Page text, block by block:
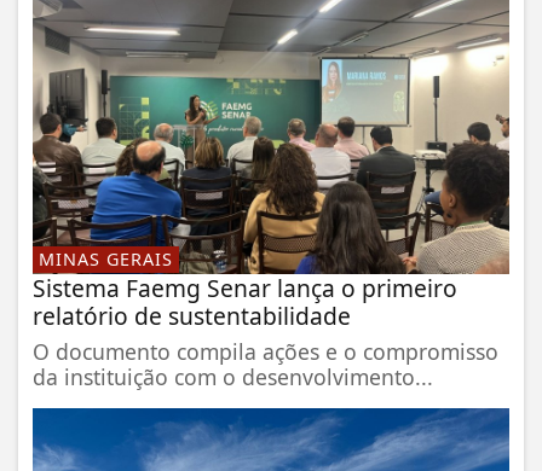
MINAS GERAIS
Sistema Faemg Senar lança o primeiro
relatório de sustentabilidade
O documento compila ações e o compromisso
da instituição com o desenvolvimento...